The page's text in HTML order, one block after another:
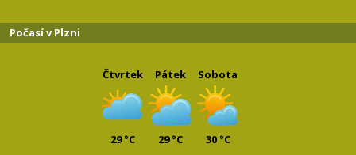
Počasí v Plzni
Čtvrtek
29 °C
Pátek
29 °C
Sobota
30 °C